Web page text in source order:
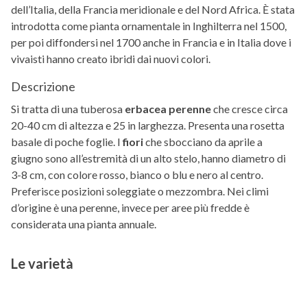
dell’Italia, della Francia meridionale e del Nord Africa. È stata
introdotta come pianta ornamentale in Inghilterra nel 1500,
per poi diffondersi nel 1700 anche in Francia e in Italia dove i
vivaisti hanno creato ibridi dai nuovi colori.
Descrizione
Si tratta di una tuberosa erbacea perenneche cresce circa
20-40 cm di altezza e 25 in larghezza. Presenta una rosetta
basale di poche foglie. Ifioriche sbocciano da aprile a
giugno sono all’estremità di un alto stelo, hanno diametro di
3-8 cm, con colore rosso, bianco o blu e nero al centro.
Preferisce posizioni soleggiate o mezzombra. Nei climi
d’origine è una perenne, invece per aree più fredde è
considerata una pianta annuale.
Le varietà